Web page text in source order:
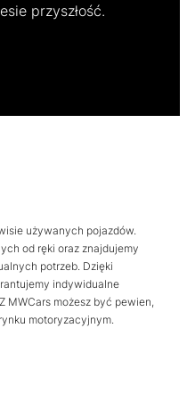
przyszłość.
używanych pojazdów.
od ręki oraz znajdujemy
potrzeb. Dzięki
indywidualne
MWCars możesz być pewien,
motoryzacyjnym.